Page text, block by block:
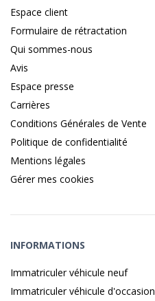
Espace client
Formulaire de rétractation
Qui sommes-nous
Avis
Espace presse
Carrières
Conditions Générales de Vente
Politique de confidentialité
Mentions légales
Gérer mes cookies
INFORMATIONS
Immatriculer véhicule neuf
Immatriculer véhicule d'occasion